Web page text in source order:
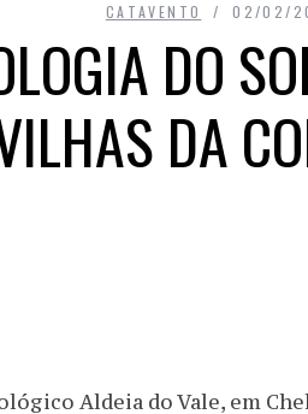
CATAVENTO 02/02/
DO
DA
Aldeia do Vale, em